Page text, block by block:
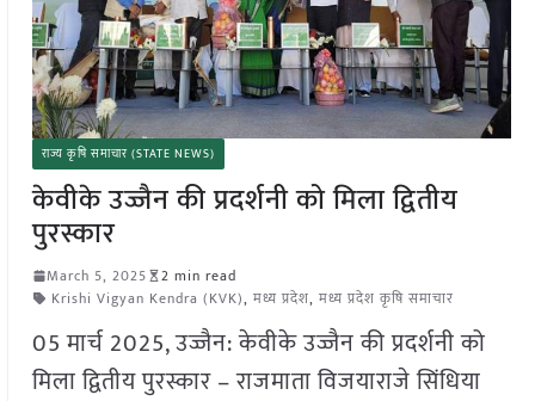
राज्य कृषि समाचार (STATE NEWS)
केवीके उज्जैन की प्रदर्शनी को मिला द्वितीय
पुरस्कार
March 5, 2025
2 min read
Krishi Vigyan Kendra (KVK), मध्य प्रदेश, मध्य प्रदेश कृषि समाचार
05 मार्च 2025, उज्जैन: केवीके उज्जैन की प्रदर्शनी को
मिला द्वितीय पुरस्कार – राजमाता विजयाराजे सिंधिया